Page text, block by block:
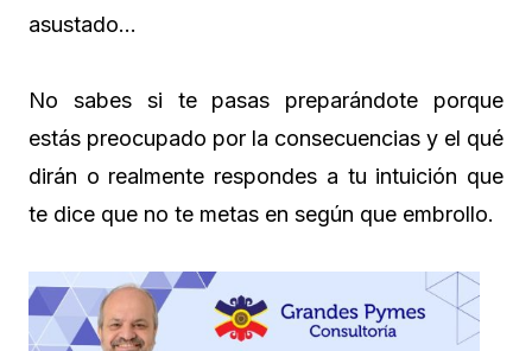
asustado…
No sabes si te pasas preparándote porque
estás preocupado por la consecuencias y el qué
dirán o realmente respondes a tu intuición que
te dice que no te metas en según que embrollo.